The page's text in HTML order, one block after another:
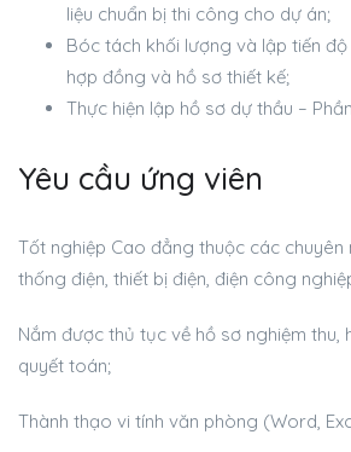
liệu chuẩn bị thi công cho dự án;
Bóc tách khối lượng và lập tiến
hợp đồng và hồ sơ thiết kế;
Thực hiện lập hồ sơ dự thầu –
Yêu cầu ứng viên
Tốt nghiệp Cao đẳng thuộc các chuyên
thống điện, thiết bị điện, điện công
Nắm được thủ tục về hồ sơ nghiệm thu,
quyết toán;
Thành thạo vi tính văn phòng (Word,